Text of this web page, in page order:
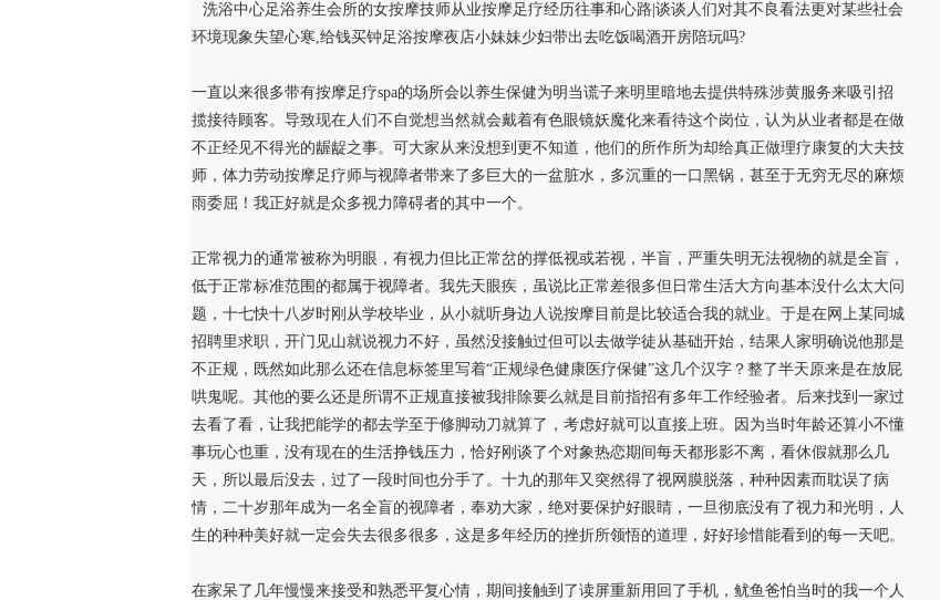
位，认为从业者都是在做不正经见不得光的龌龊之事。可大家从来没想到更不
洗浴中心足浴养生会所的女按摩技师从业按摩足疗经历往事和心路|谈谈人们对其不良看法更对某些社会
环境现象失望心寒,给钱买钟足浴按摩夜店小妹妹少妇带出去吃饭喝酒开房陪玩吗?
一直以来很多带有按摩足疗spa的场所会以养生保健为明当谎子来明里暗地去提供特殊涉黄服务来吸引招
揽接待顾客。导致现在人们不自觉想当然就会戴着有色眼镜妖魔化来看待这个岗位，认为从业者都是在做
不正经见不得光的龌龊之事。可大家从来没想到更不知道，他们的所作所为却给真正做理疗康复的大夫技
师，体力劳动按摩足疗师与视障者带来了多巨大的一盆脏水，多沉重的一口黑锅，甚至于无穷无尽的麻烦
雨委屈！我正好就是众多视力障碍者的其中一个。
正常视力的通常被称为明眼，有视力但比正常岔的撑低视或若视，半盲，严重失明无法视物的就是全盲，
低于正常标准范围的都属于视障者。我先天眼疾，虽说比正常差很多但日常生活大方向基本没什么太大问
题，十七快十八岁时刚从学校毕业，从小就听身边人说按摩目前是比较适合我的就业。于是在网上某同城
招聘里求职，开门见山就说视力不好，虽然没接触过但可以去做学徒从基础开始，结果人家明确说他那是
不正规，既然如此那么还在信息标签里写着“正规绿色健康医疗保健”这几个汉字？整了半天原来是在放屁
哄鬼呢。其他的要么还是所谓不正规直接被我排除要么就是目前指招有多年工作经验者。后来找到一家过
去看了看，让我把能学的都去学至于修脚动刀就算了，考虑好就可以直接上班。因为当时年龄还算小不懂
事玩心也重，没有现在的生活挣钱压力，恰好刚谈了个对象热恋期间每天都形影不离，看休假就那么几
天，所以最后没去，过了一段时间也分手了。十九的那年又突然得了视网膜脱落，种种因素而耽误了病
情，二十岁那年成为一名全盲的视障者，奉劝大家，绝对要保护好眼睛，一旦彻底没有了视力和光明，人
生的种种美好就一定会失去很多很多，这是多年经历的挫折所领悟的道理，好好珍惜能看到的每一天吧。
在家呆了几年慢慢来接受和熟悉平复心情，期间接触到了读屏重新用回了手机，鱿鱼爸怕当时的我一个人